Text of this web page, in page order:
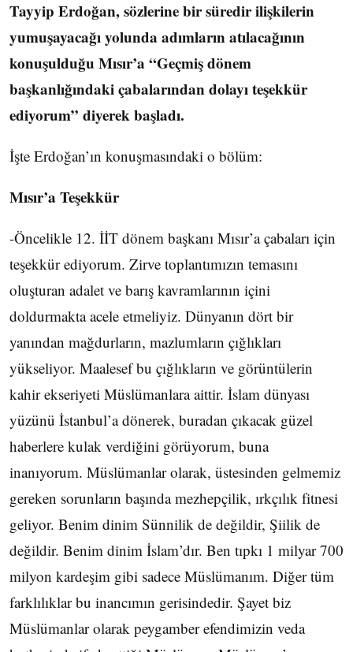
Tayyip Erdoğan, sözlerine bir süredir ilişkilerin
yumuşayacağı yolunda adımların atılacağının
konuşulduğu Mısır’a “Geçmiş dönem
başkanlığındaki çabalarından dolayı teşekkür
ediyorum” diyerek başladı.
İşte Erdoğan’ın konuşmasındaki o bölüm:
Mısır’a Teşekkür
-Öncelikle 12. İİT dönem başkanı Mısır’a çabaları için
teşekkür ediyorum. Zirve toplantımızın temasını
oluşturan adalet ve barış kavramlarının içini
doldurmakta acele etmeliyiz. Dünyanın dört bir
yanından mağdurların, mazlumların çığlıkları
yükseliyor. Maalesef bu çığlıkların ve görüntülerin
kahir ekseriyeti Müslümanlara aittir. İslam dünyası
yüzünü İstanbul’a dönerek, buradan çıkacak güzel
haberlere kulak verdiğini görüyorum, buna
inanıyorum. Müslümanlar olarak, üstesinden gelmemiz
gereken sorunların başında mezhepçilik, ırkçılık fitnesi
geliyor. Benim dinim Sünnilik de değildir, Şiilik de
değildir. Benim dinim İslam’dır. Ben tıpkı 1 milyar 700
milyon kardeşim gibi sadece Müslümanım. Diğer tüm
farklılıklar bu inancımın gerisindedir. Şayet biz
Müslümanlar olarak peygamber efendimizin veda